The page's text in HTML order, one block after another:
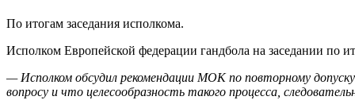
По итогам заседания исполкома.
Исполком Европейской федерации гандбола на заседании по
— Исполком обсудил рекомендации МОК по повторному
вопросу и что целесообразность такого процесса,